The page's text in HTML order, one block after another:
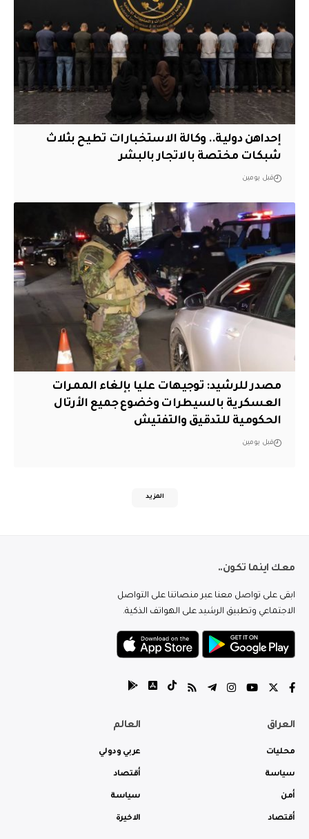
إحداهن دولية.. وكالة الاستخبارات تطيح بثلاث
شبكات مختصة بالاتجار بالبشر
قبل يومين
مصدر للرشيد: توجيهات عليا بإلغاء الممرات
العسكرية بالسيطرات وخضوع جميع الأرتال
الحكومية للتدقيق والتفتيش
قبل يومين
المزيد
معك اينما تكون..
ابقى على تواصل معنا عبر منصاتنا على التواصل
الاجتماعي وتطبيق الرشيد على الهواتف الذكية.
العراق
محليات
سياسة
أمن
أقتصاد
العالم
عربي ودولي
أقتصاد
سياسة
الاخيرة